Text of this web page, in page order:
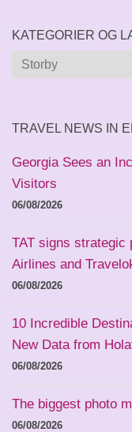
KATEGORIER OG
Kategorier
TRAVEL NEWS IN
Georgia Sees an
Visitors
06/08/2026
TAT signs strategic
Airlines and
06/08/2026
10 Incredible
New Data from
06/08/2026
The biggest photo
06/08/2026